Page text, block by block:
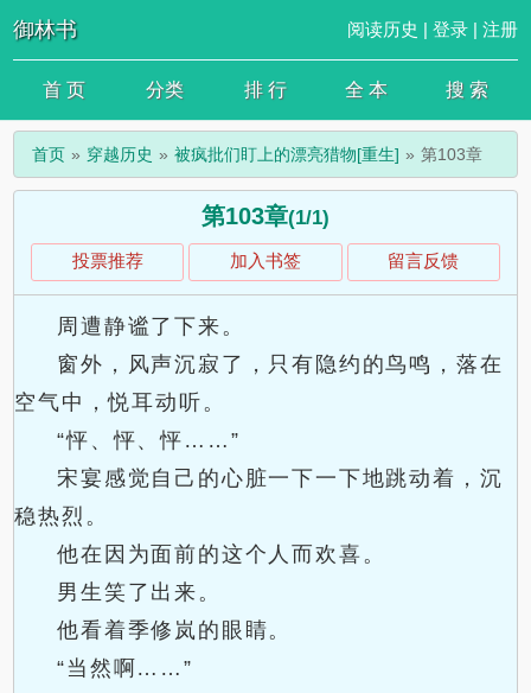
御林书 阅读历史 | 登录| 注册
首 页 分类 排 行 全 本 搜 索
首页 穿越历史 被疯批们盯上的漂亮猎物[重生] 第103章
第103章(1/1)
投票推荐 加入书签 留言反馈
周遭静谧了下来。
窗外，风声沉寂了，只有隐约的鸟鸣，落在
空气中，悦耳动听。
“怦、怦、怦……”
宋宴感觉自己的心脏一下一下地跳动着，沉
稳热烈。
他在因为面前的这个人而欢喜。
男生笑了出来。
他看着季修岚的眼睛。
“当然啊……”